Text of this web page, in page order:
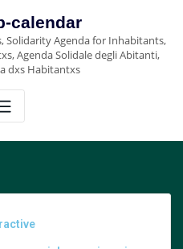
calendar
Solidarity Agenda for Inhabitants,
Agenda Solidale degli Abitanti,
dxs Habitantxs